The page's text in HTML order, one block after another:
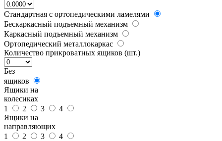
Стандартная с ортопедическими ламелями
Бескаркасный подъемный механизм
Каркасный подъемный механизм
Ортопедический металлокаркас
Количество прикроватных ящиков (шт.)
Без
ящиков
Ящики на
колесиках
1
2 3
4
Ящики на
направляющих
1
2 3 4